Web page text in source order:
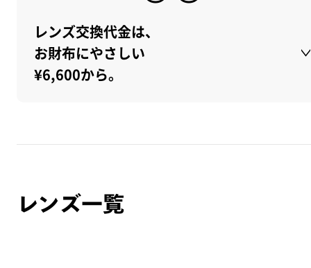
レンズ交換代金は、
お財布にやさしい
¥6,600から。
レンズ一覧